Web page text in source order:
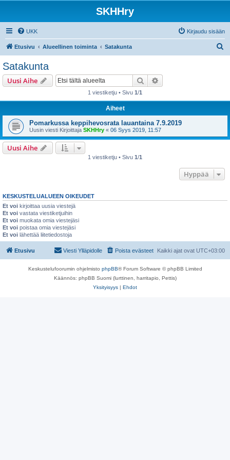
SKHHry
UKK Kirjaudu sisään
Etusivu Alueellinen toiminta Satakunta
Satakunta
Uusi Aihe Etsi
1 viestiketju • Sivu 1/1
Aiheet
Pomarkussa keppihevosrata lauantaina 7.9.2019
Uusin viesti Kirjoittaja SKHHry « 06 Syys 2019, 11:57
Uusi Aihe
1 viestiketju • Sivu 1/1
Hyppää
KESKUSTELUALUEEN OIKEUDET
Et voi kirjoittaa uusia viestejä
Et voi vastata viestiketjuihin
Et voi muokata omia viestejäsi
Et voi poistaa omia viestejäsi
Et voi lähettää liitetiedostoja
Etusivu Kaikki ajat ovat UTC+03:00
Poista evästeet
Viesti Ylläpidolle
Keskustelufoorumin ohjelmisto phpBB® Forum Software © phpBB Limited
Käännös: phpBB Suomi (lurttinen, harritapio, Pettis)
Yksityisyys | Ehdot